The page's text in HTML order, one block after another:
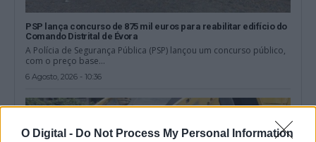
O Digital - Do Not Process My Personal Information
PSP lança concurso de 875 mil euros para reabilitar edifício do
Comando Distrital de Évora
A Polícia de Segurança Pública (PSP) lançou um concurso público,
com o preço base...
6 Agosto, 2026 - 10:36